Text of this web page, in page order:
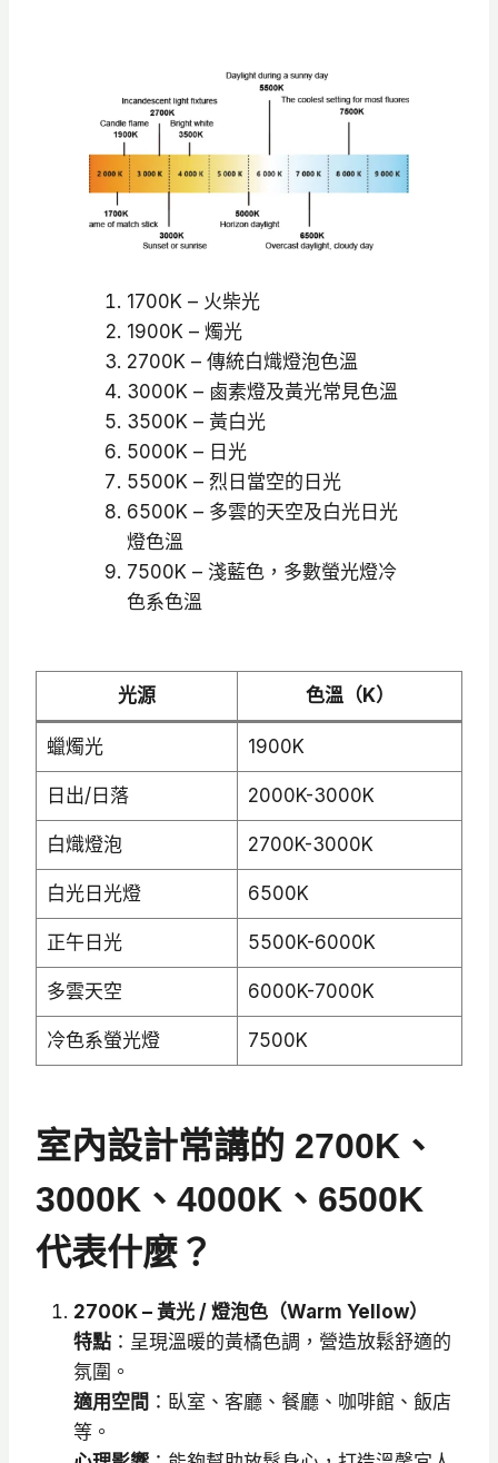
1700K – 火柴光
1900K – 燭光
2700K – 傳統白熾燈泡色溫
3000K – 鹵素燈及黃光常見色溫
3500K – 黃白光
5000K – 日光
5500K – 烈日當空的日光
6500K – 多雲的天空及白光日光
燈色溫
7500K – 淺藍色，多數螢光燈冷
色系色溫
光源 色溫（K）
蠟燭光 1900K
日出/日落 2000K-3000K
白熾燈泡 2700K-3000K
白光日光燈 6500K
正午日光 5500K-6000K
多雲天空 6000K-7000K
冷色系螢光燈 7500K
室內設計常講的 2700K、
3000K、4000K、6500K
代表什麼？
2700K – 黃光 / 燈泡色（Warm Yellow）
特點 ：呈現溫暖的黃橘色調，營造放鬆舒適的
氛圍。
適用空間 ：臥室、客廳、餐廳、咖啡館、飯店
等。